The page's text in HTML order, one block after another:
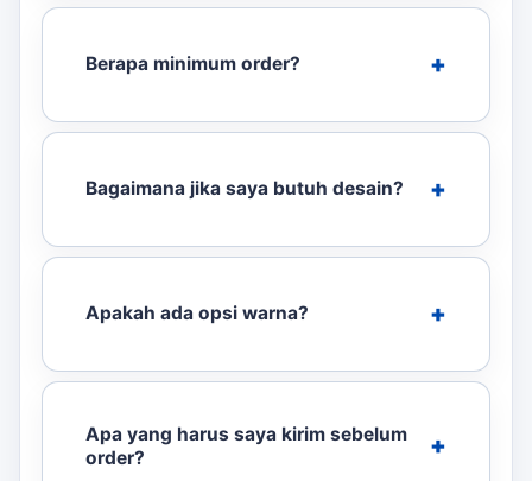
Berapa minimum order?
Bagaimana jika saya butuh desain?
Apakah ada opsi warna?
Apa yang harus saya kirim sebelum
order?